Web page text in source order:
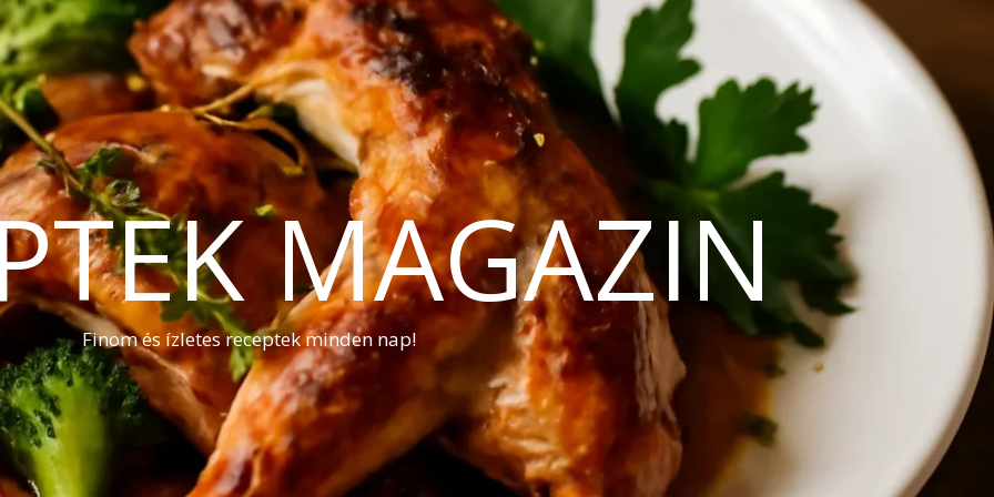
MAGAZIN
Finom és ízletes receptek minden nap!